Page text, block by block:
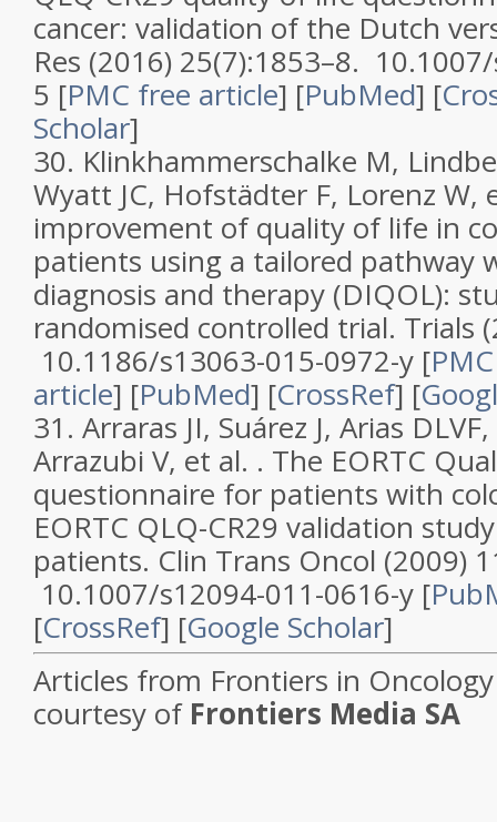
cancer: validation of the Dutch
Res (2016) 25(7):1853–8.
5 [PMC free article] [PubMed] [
Scholar]
30. Klinkhammerschalke M,
Wyatt JC, Hofstädter F, Lorenz W,
improvement of quality of life in
patients using a tailored pathway
diagnosis and therapy (DIQOL):
randomised controlled trial. Trials
10.1186/s13063-015-0972-y [
article] [PubMed] [CrossRef] [
31. Arraras JI, Suárez J, Arias
Arrazubi V, et al. . The EORTC
questionnaire for patients with
EORTC QLQ-CR29 validation
patients. Clin Trans Oncol (2009)
10.1007/s12094-011-0616-y [
[CrossRef] [Google Scholar]
Articles from Frontiers in Oncology
courtesy of Frontiers Media SA